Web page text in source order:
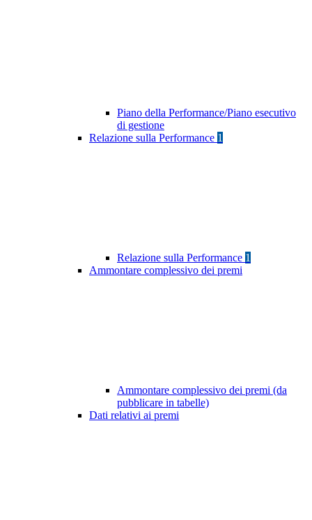
Piano della Performance/Piano esecutivo
di gestione
Relazione sulla Performance 1
Relazione sulla Performance 1
Ammontare complessivo dei premi
Ammontare complessivo dei premi (da
pubblicare in tabelle)
Dati relativi ai premi